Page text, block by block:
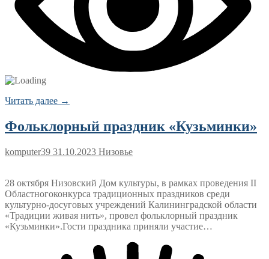
Читать далее →
Фольклорный праздник «Кузьминки»
komputer39 31.10.2023 Низовье
28 октября Низовский Дом культуры, в рамках проведения II
Областногоконкурса традиционных праздников среди
культурно-досуговых учреждений Калининградской области
«Традиции живая нить», провел фольклорный праздник
«Кузьминки».Гости праздника приняли участие…